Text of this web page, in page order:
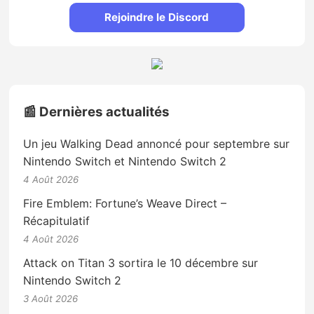
Rejoindre le Discord
📰 Dernières actualités
Un jeu Walking Dead annoncé pour septembre sur
Nintendo Switch et Nintendo Switch 2
4 Août 2026
Fire Emblem: Fortune’s Weave Direct –
Récapitulatif
4 Août 2026
Attack on Titan 3 sortira le 10 décembre sur
Nintendo Switch 2
3 Août 2026